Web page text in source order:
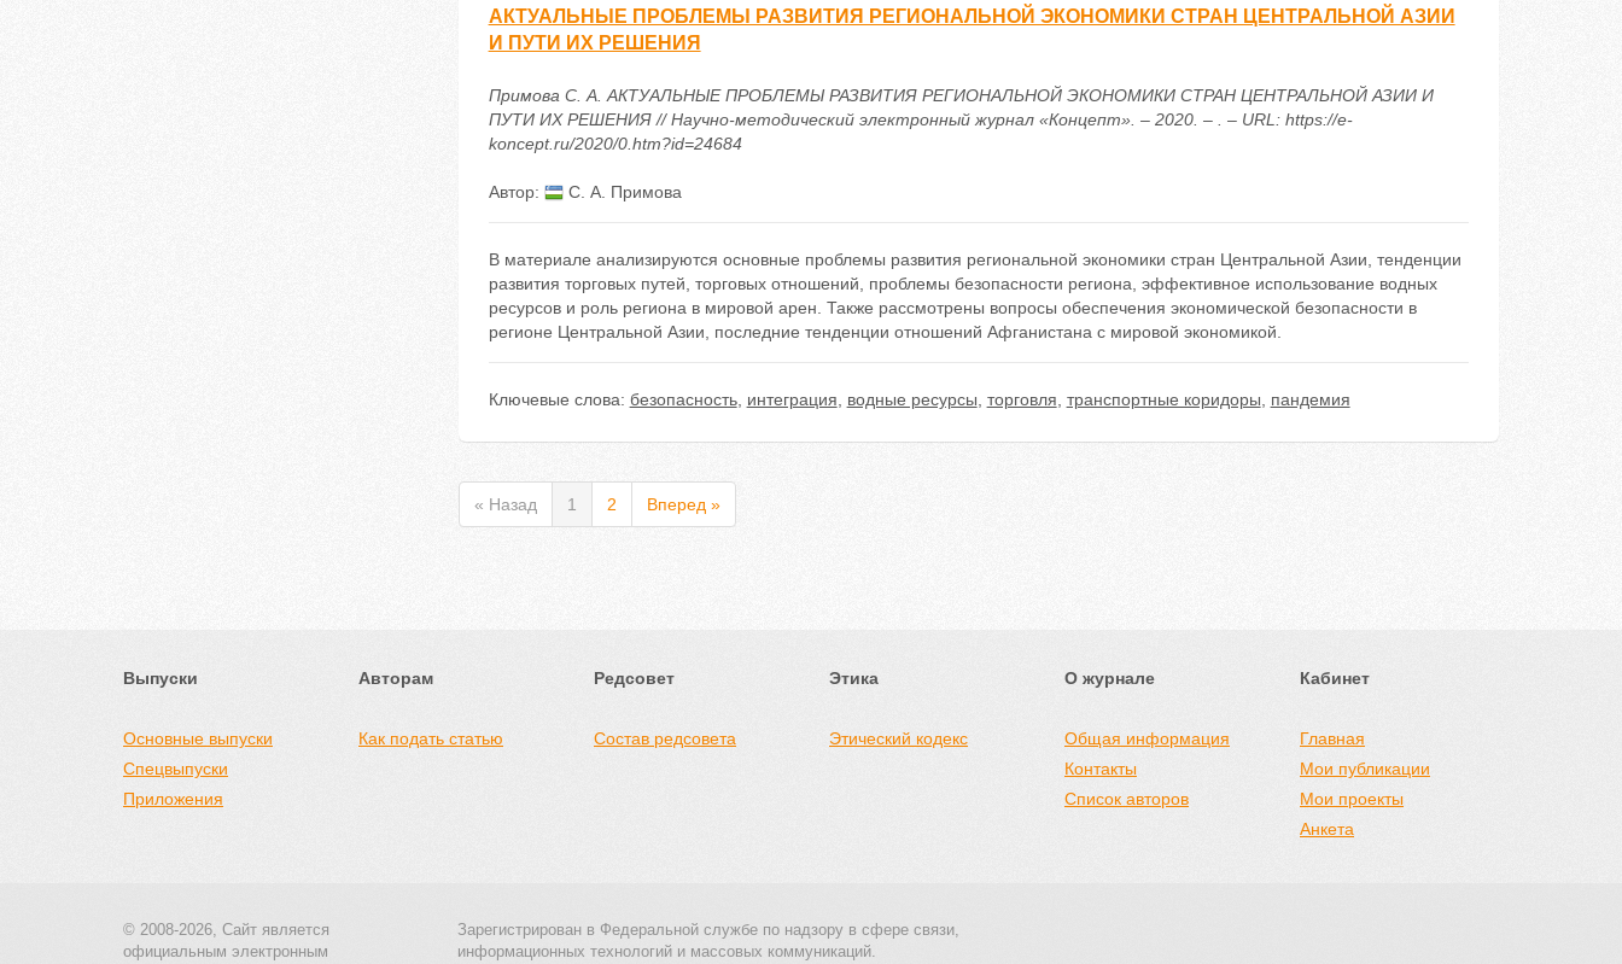
АКТУАЛЬНЫЕ ПРОБЛЕМЫ РАЗВИТИЯ РЕГИОНАЛЬНОЙ ЭКОНОМИКИ СТРАН ЦЕНТРАЛЬНОЙ АЗИИ
И ПУТИ ИХ РЕШЕНИЯ
Примова С. А. АКТУАЛЬНЫЕ ПРОБЛЕМЫ РАЗВИТИЯ РЕГИОНАЛЬНОЙ ЭКОНОМИКИ СТРАН ЦЕНТРАЛЬНОЙ АЗИИ И
ПУТИ ИХ РЕШЕНИЯ // Научно-методический электронный журнал «Концепт». – 2020. – . – URL: https://e-
koncept.ru/2020/0.htm?id=24684
Автор: С. А. Примова
В материале анализируются основные проблемы развития региональной экономики стран Центральной Азии, тенденции
развития торговых путей, торговых отношений, проблемы безопасности региона, эффективное использование водных
ресурсов и роль региона в мировой арен. Также рассмотрены вопросы обеспечения экономической безопасности в
регионе Центральной Азии, последние тенденции отношений Афганистана с мировой экономикой.
Ключевые слова: безопасность, интеграция водные ресурсы торговля транспортные коридоры пандемия
« Назад 1 2 Вперед »
Выпуски
Основные выпуски
Спецвыпуски
Приложения
Авторам
Как подать статью
Редсовет
Состав редсовета
Этика
Этический кодекс
О журнале
Общая информация
Контакты
Список авторов
Кабинет
Главная
Мои публикации
Мои проекты
Анкета
© 2008-2026, Сайт является
официальным электронным
Зарегистрирован в Федеральной службе по надзору в сфере связи,
информационных технологий и массовых коммуникаций.